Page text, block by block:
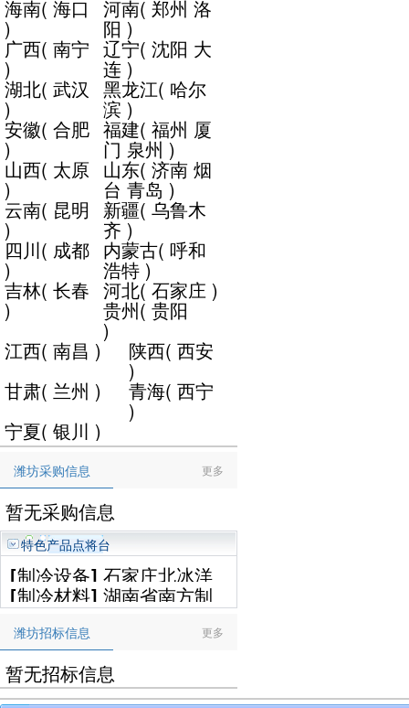
海南(海口
)
河南( 郑州 洛
阳 )
广西( 南宁
)
辽宁( 沈阳 大
连 )
湖北( 武汉
)
黑龙江( 哈尔
滨 )
安徽( 合肥
)
福建( 福州 厦
门 泉州 )
山西( 太原
)
山东( 济南 烟
台 青岛 )
云南( 昆明
)
新疆( 乌鲁木
齐 )
四川( 成都
)
内蒙古( 呼和
浩特 )
吉林( 长春
)
河北(石家庄 )
贵州( 贵阳
)
江西( 南昌 ) 陕西( 西安
)
甘肃( 兰州 ) 青海( 西宁
)
宁夏( 银川 )
更多
潍坊采购信息
暂无采购信息
特色产品点将台
[制冷设备] 石家庄北冰洋
制冷设备工程有限公司
[制冷材料] 湖南省南方制
冷设备有限公司
更多
潍坊招标信息
暂无招标信息